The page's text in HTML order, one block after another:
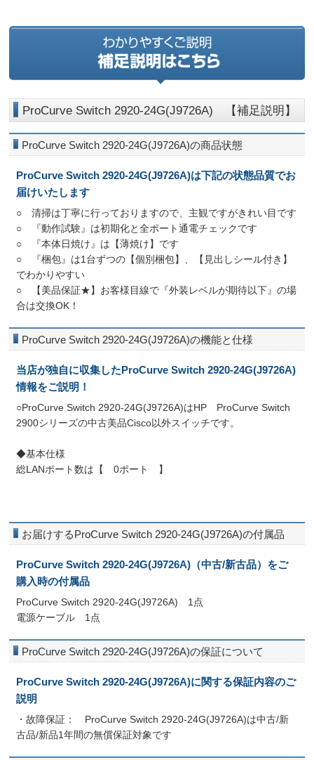
ProCurve Switch 2920-24G(J9726A) 【補足説明】
ProCurve Switch 2920-24G(J9726A)の商品状態
ProCurve Switch 2920-24G(J9726A)は下記の状態品質でお
届けいたします
○ 清掃は丁寧に行っておりますので、主観ですがきれい目です
○ 『動作試験』は初期化と全ポート通電チェックです
○ 『本体日焼け』は【薄焼け】です
○ 『梱包』は1台ずつの【個別梱包】、【見出しシール付き】
でわかりやすい
○ 【美品保証★】お客様目線で『外装レベルが期待以下』の場
合は交換OK！
ProCurve Switch 2920-24G(J9726A)の機能と仕様
当店が独自に収集したProCurve Switch 2920-24G(J9726A)
情報をご説明！
○ProCurve Switch 2920-24G(J9726A)はHP ProCurve Switch
2900シリーズの中古美品Cisco以外スイッチです。
◆基本仕様
総LANポート数は【 0ポート 】
お届けするProCurve Switch 2920-24G(J9726A)の付属品
ProCurve Switch 2920-24G(J9726A)（中古/新古品）をご
購入時の付属品
ProCurve Switch 2920-24G(J9726A) 1点
電源ケーブル 1点
ProCurve Switch 2920-24G(J9726A)の保証について
ProCurve Switch 2920-24G(J9726A)に関する保証内容のご
説明
・故障保証： ProCurve Switch 2920-24G(J9726A)は中古/新
古品/新品1年間の無償保証対象です